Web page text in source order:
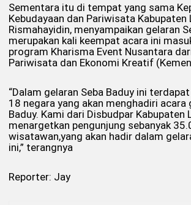
Sementara itu di tempat yang sama
Kebudayaan dan Pariwisata Kabupaten
Rismahayidin, menyampaikan gelaran
merupakan kali keempat acara ini
program Kharisma Event Nusantara
Pariwisata dan Ekonomi Kreatif
“Dalam gelaran Seba Baduy ini
18 negara yang akan menghadiri acara
Baduy. Kami dari Disbudpar Kabupaten
menargetkan pengunjung sebanyak
wisatawan,yang akan hadir dalam
ini,” terangnya
Reporter: Jay